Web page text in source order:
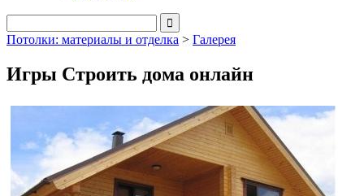
Потолки: материалы и отделка > Галерея
Игры Строить дома онлайн